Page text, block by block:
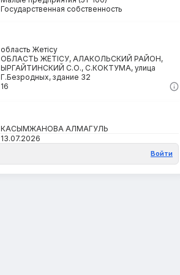
Государственная собственность
область Жетісу
ОБЛАСТЬ ЖЕТІСУ, АЛАКОЛЬСКИЙ РАЙОН,
ЫРГАЙТИНСКИЙ С.О., С.КОКТУМА, улица
Г.Безродных, здание 32
16
КАСЫМЖАНОВА АЛМАГУЛЬ
13.07.2026
Войти